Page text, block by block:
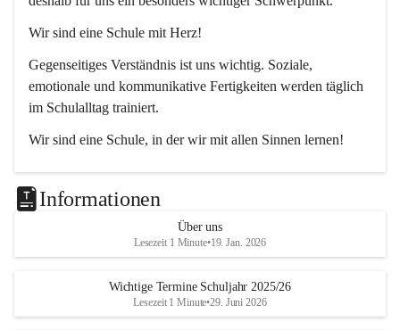
Wir sind eine Schule mit Herz!
Gegenseitiges Verständnis ist uns wichtig. Soziale,
emotionale und kommunikative Fertigkeiten werden täglich
im Schulalltag trainiert.
Wir sind eine Schule, in der wir mit allen Sinnen lernen!
Jedes Kind lernt anders. Wir unterstützen unsere
Schülerinnen und Schüler durch unterschiedliche Methoden
dabei, die bestmöglichen Lernergebnisse zu erzielen.
Informationen
Über uns
Lesezeit 1 Minute•19. Jan. 2026
Wichtige Termine Schuljahr 2025/26
Lesezeit 1 Minute•29. Juni 2026